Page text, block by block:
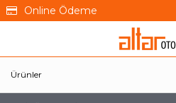
Online Ödeme
Ürünler